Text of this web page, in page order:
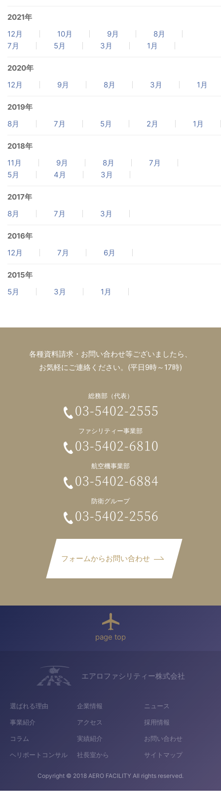
2021年
12月
10月 9月
8月
7月
5月 3月 1月
2020年
12月
9月 8月 3月 1月
2019年
8月
7月 5月 2月 1月
2018年
11月
9月 8月
7月
5月
4月 3月
2017年
8月
7月 3月
2016年
12月
7月 6月
2015年
5月
3月 1月
各種資料請求・お問い合わせ等ございましたら、
お気軽にご連絡ください。(平日9時～17時)
フォームからお問い合わせ
総務部（代表）
03-5402-2555
ファシリティー事業部
03-5402-6810
航空機事業部
03-5402-6884
防衛グループ
03-5402-2556
page top
エアロファシリティー株式会社
選ばれる理由 企業情報 ニュース
事業紹介 アクセス 採用情報
コラム 実績紹介 お問い合わせ
ヘリポートコンサル 社長室から サイトマップ
Copyright © 2018 AERO FACILITY All rights reserved.